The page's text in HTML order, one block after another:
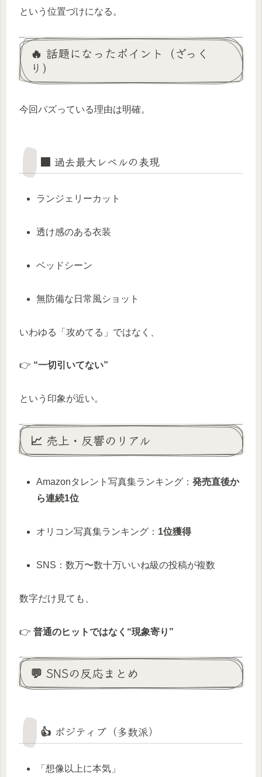
という位置づけになる。
🔥 話題になったポイント（ざっく
り）
今回バズっている理由は明確。
■ 過去最大レベルの表現
ランジェリーカット
透け感のある衣装
ベッドシーン
無防備な日常風ショット
いわゆる「攻めてる」ではなく、
👉 “一切引いてない”
という印象が近い。
📈 売上・反響のリアル
Amazonタレント写真集ランキング：発売直後か
ら連続1位
オリコン写真集ランキング： 1位獲得
SNS：数万〜数十万いいね級の投稿が複数
数字だけ見ても、
👉 普通のヒットではなく“現象寄り”
💬 SNSの反応まとめ
👍 ポジティブ（多数派）
「想像以上に本気」